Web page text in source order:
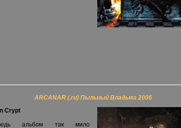
ARCANAR (.ru) Пыльный Владыка 2006
Crypt
альбом так мило